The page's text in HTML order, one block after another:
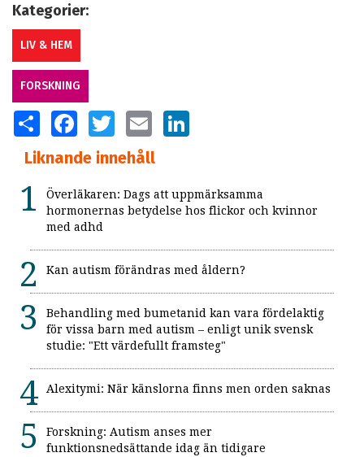
Kategorier:
LIV & HEM
FORSKNING
SHARE FACEBOOKTWITTER EMAIL
Liknande innehåll
Överläkaren: Dags att uppmärksamma
hormonernas betydelse hos flickor och kvinnor
med adhd
Kan autism förändras med åldern?
Behandling med bumetanid kan vara fördelaktig
för vissa barn med autism – enligt unik svensk
studie: "Ett värdefullt framsteg"
Alexitymi: När känslorna finns men orden saknas
Forskning: Autism anses mer
funktionsnedsättande idag än tidigare